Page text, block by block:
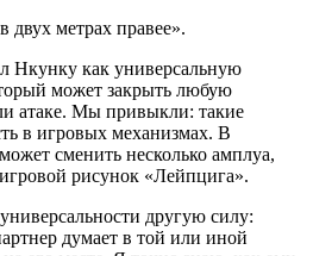
метрах правее».
Нкунку как универсальную
может закрыть любую
атаке. Мы привыкли: такие
в игровых механизмах. В
сменить несколько амплуа,
рисунок «Лейпцига».
другую силу:
думает в той или иной